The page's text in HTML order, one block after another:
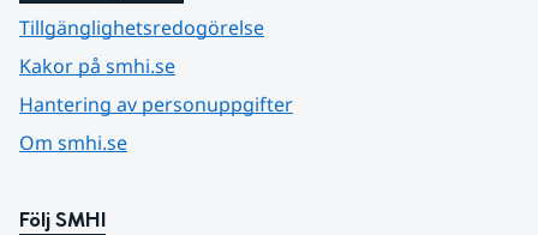
Tillgänglighetsredogörelse
Kakor på smhi.se
Hantering av personuppgifter
Om smhi.se
Följ SMHI